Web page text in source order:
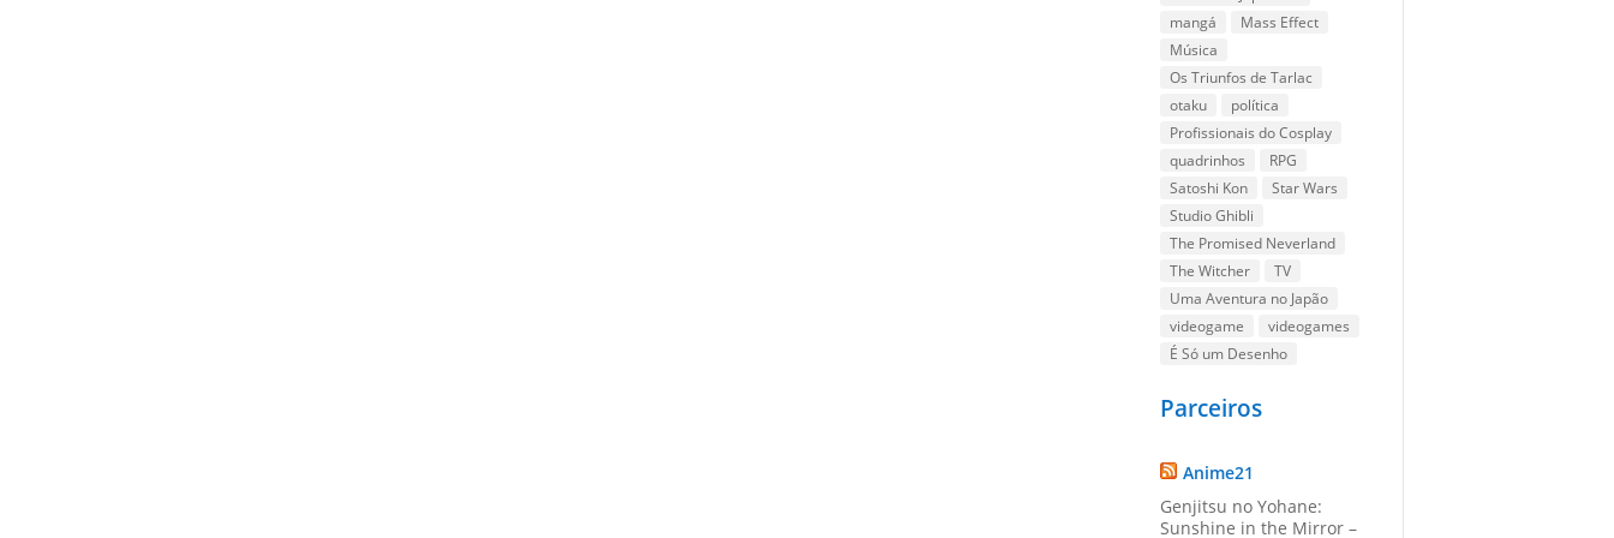
mangá
Mass Effect
Música
Os Triunfos de Tarlac
otaku
política
Profissionais do Cosplay
quadrinhos
RPG
Satoshi Kon
Star Wars
Studio Ghibli
The Promised Neverland
The Witcher
TV
Uma Aventura no Japão
videogame
videogames
É Só um Desenho
Parceiros
Anime21
Genjitsu no Yohane:
Sunshine in the Mirror –